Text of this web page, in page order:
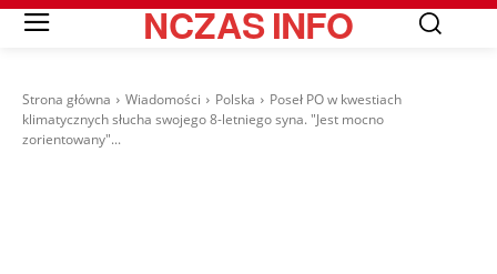
NCZASINFO
Strona główna Wiadomości Polska
Poseł PO w kwestiach
klimatycznych słucha swojego 8-letniego syna. "Jest mocno
zorientowany"...